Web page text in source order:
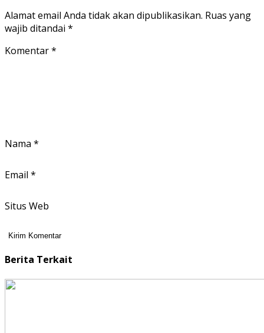
Alamat email Anda tidak akan dipublikasikan. Ruas yang
wajib ditandai *
Komentar*
Nama *
Email *
Situs Web
Berita Terkait